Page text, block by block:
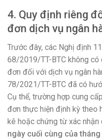
4. Quy định riêng
đơn dịch vụ ngân
Trước đây, các Nghị định
68/2019/TT-BTC không có
đơn đối với dịch vụ ngân
78/2021/TT-BTC đã có
Cụ thể, trường hợp cung
đơn thực hiện định kỳ theo
kê hoặc chứng từ xác nhận
ngày cuối cùng của